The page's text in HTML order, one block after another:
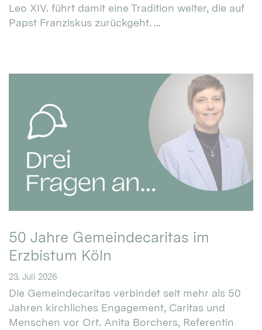
Leo XIV. führt damit eine Tradition weiter, die auf
Papst Franziskus zurückgeht. ...
50 Jahre Gemeindecaritas im
Erzbistum Köln
23. Juli 2026
Die Gemeindecaritas verbindet seit mehr als 50
Jahren kirchliches Engagement, Caritas und
Menschen vor Ort. Anita Borchers, Referentin